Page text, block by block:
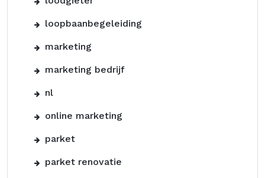
loopbaanbegeleiding
marketing
marketing bedrijf
nl
online marketing
parket
parket renovatie